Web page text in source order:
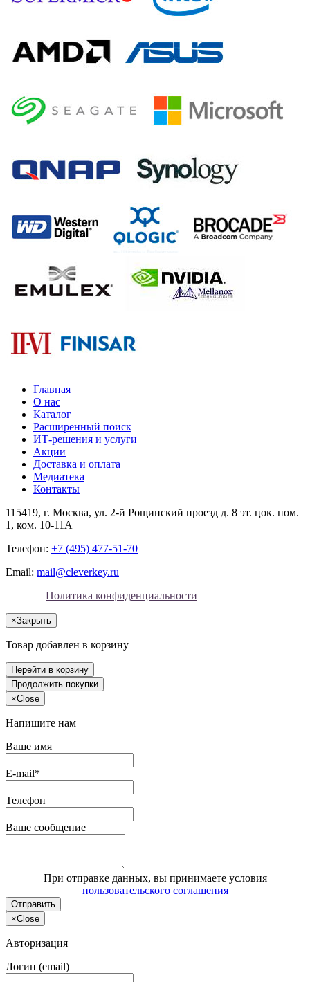
Главная
О нас
Каталог
Расширенный поиск
ИТ-решения и услуги
Акции
Доставка и оплата
Медиатека
Контакты
115419, г. Москва, ул. 2-й Рощинский проезд д. 8 эт. цок. пом.
1, ком. 10-11А
Телефон: +7 (495) 477-51-70
Email: mail@cleverkey.ru
Политика конфиденциальности
×Закрыть
Товар добавлен в корзину
Перейти в корзину
Продолжить покупки
×Close
Напишите нам
Ваше имя
E-mail*
Телефон
Ваше сообщение
При отправке данных, вы принимаете условия
пользовательского соглашения
Отправить
×Close
Авторизация
Логин (email)